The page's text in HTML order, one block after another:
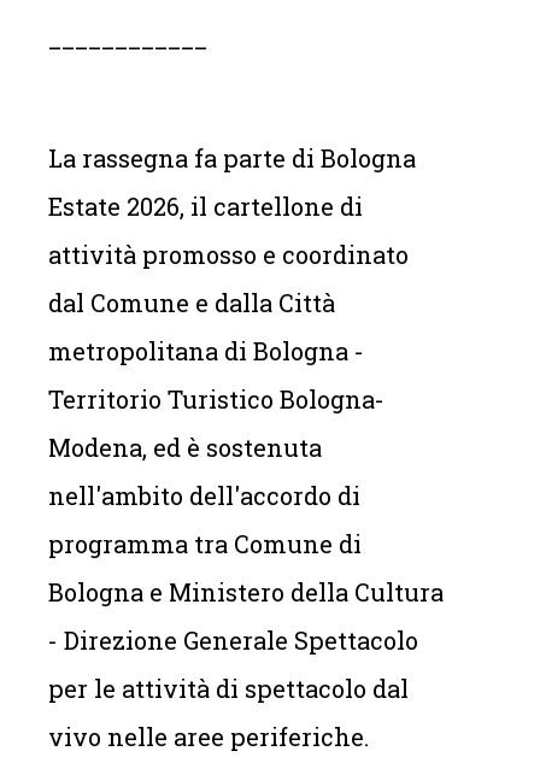
La rassegna fa parte di Bologna
Estate 2026, il cartellone di
attività promosso e coordinato
dal Comune e dalla Città
metropolitana di Bologna -
Territorio Turistico Bologna-
Modena, ed è sostenuta
nell'ambito dell'accordo di
programma tra Comune di
Bologna e Ministero della Cultura
- Direzione Generale Spettacolo
per le attività di spettacolo dal
vivo nelle aree periferiche.